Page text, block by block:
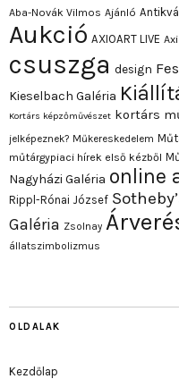
Aba-Novák Vilmos Ajánló
Aukció AXIOART LIVE
csuszga design
Kieselbach Galéria
Kortárs képzőművészet kortárs
jelképeznek? Műkereskedelem
műtárgypiaci hírek első kézből
Nagyházi Galéria online
Rippl-Rónai József
Galéria Zsolnay
állatszimbolizmus
OLDALAK
Kezdőlap